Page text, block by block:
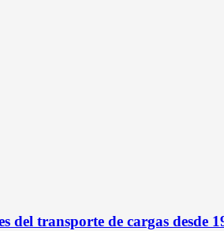
del transporte de cargas desde